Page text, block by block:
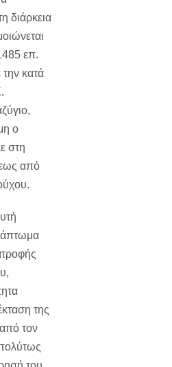
διάρκεια
επ.
κατά
ο
στη
από
της
τον